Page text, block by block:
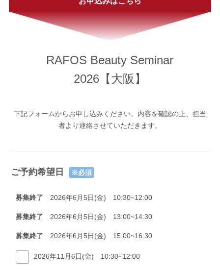
RAFOS Beauty Seminar
2026【大阪】
下記フォームからお申し込みください。内容を確認の上、担当
者より連絡させていただきます。
ご予約希望日 ※必須
募集終了2026年6月5日(金) 10:30~12:00
募集終了2026年6月5日(金) 13:00~14:30
募集終了2026年6月5日(金) 15:00~16:30
2026年11月6日(金) 10:30~12:00